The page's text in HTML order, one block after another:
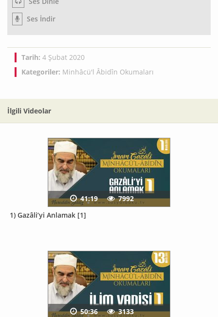
Ses İndir
Tarih: 4 Şubat 2020
Kategoriler: Minhâcü'l Âbidîn Okumaları
İlgili Videolar
1) Gazâli’yi Anlamak [1]
41:19 7992
50:36 3133